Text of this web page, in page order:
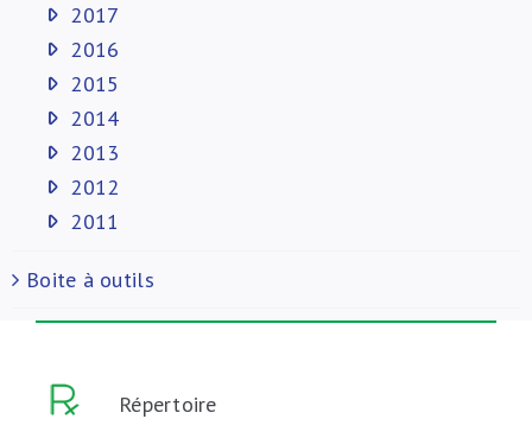
2017
2016
2015
2014
2013
2012
2011
Boite à outils
Répertoire